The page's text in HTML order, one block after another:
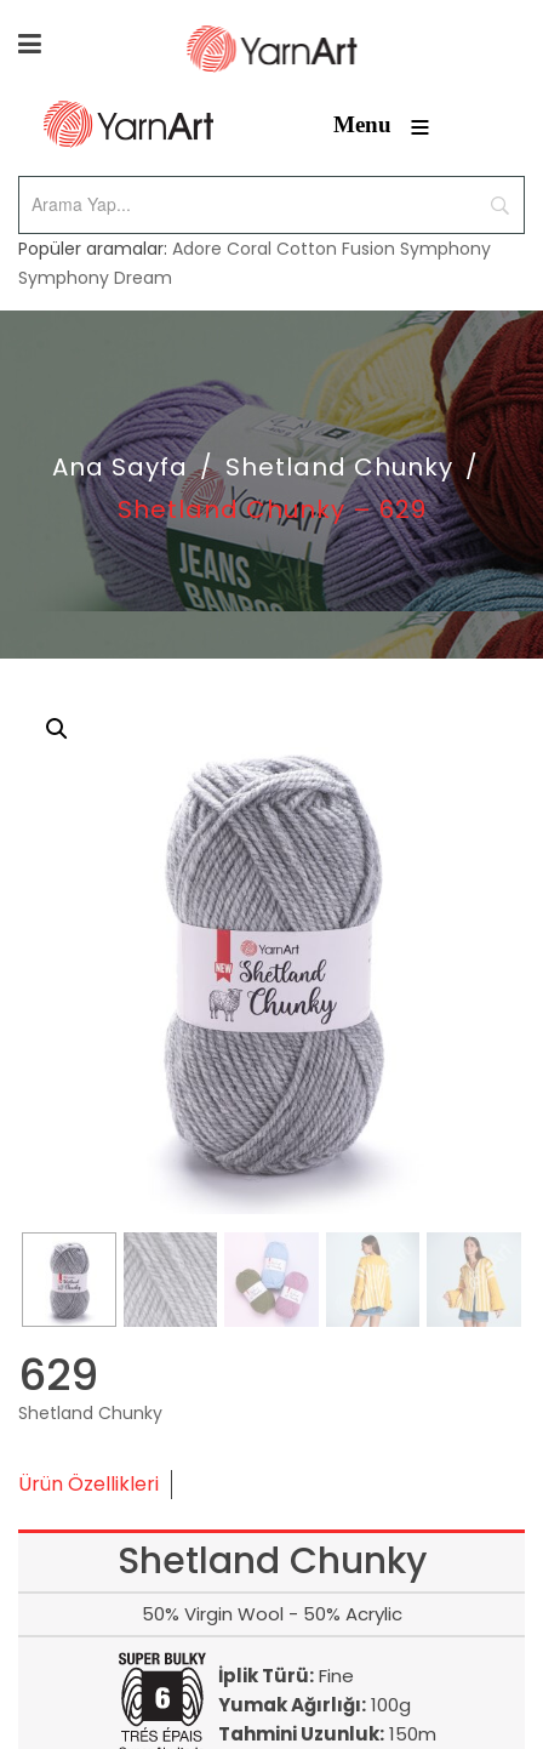
Menu ≡
Popüler aramalar: Adore Coral Cotton Fusion Symphony
Symphony Dream
Ana Sayfa / Shetland Chunky /
Shetland Chunky – 629
629
Shetland Chunky
Ürün Özellikleri
Shetland Chunky
50% Virgin Wool - 50% Acrylic
İplik Türü:Fine
Yumak Ağırlığı:100g
Tahmini Uzunluk:150m